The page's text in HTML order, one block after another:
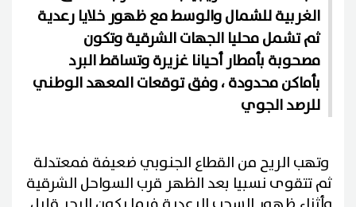
الغربية للشمال والوسط مع ظهور خلايا رعدية
ثم تشمل محليا الجهات الشرقية وتكون
مصحوبة بأمطار أحيانا غزيرة وتساقط البرد
بأماكن محدودة ، وفق توقعات المعهد الوطني
للرصد الجوي
وتهب الريح من القطاع الجنوبي ضعيفة فمعتدلة
ثم تتقوى نسبيا بعد الظهر قرب السواحل الشرقية